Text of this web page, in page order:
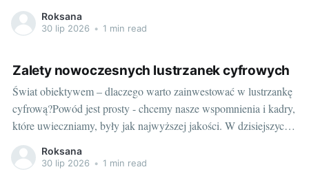
biznesie jedna z najważniejszych spraw, w których optymalizację
warto inwestować. Odpowiednio dobrana strategia może
Roksana
30 lip 2026 • 1 min read
Zalety nowoczesnych lustrzanek cyfrowych
Świat obiektywem – dlaczego warto zainwestować w lustrzankę
cyfrową?Powód jest prosty - chcemy nasze wspomnienia i kadry,
które uwieczniamy, były jak najwyższej jakości. W dzisiejszych
czasach smartfony z potężnymi aparatami zdają się być
wystarczające, ale każdy kto choć raz miał do czynienia z
Roksana
30 lip 2026 • 1 min read